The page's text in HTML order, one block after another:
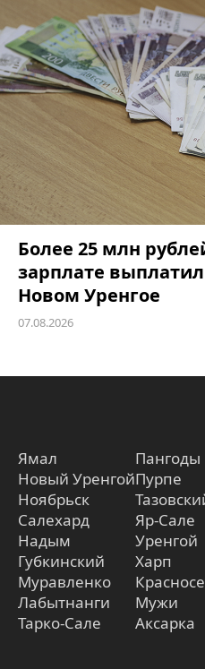
Более 25 млн
зарплате
Новом Уренгое
07.08.2026
Ямал
Новый Уренгой
Ноябрьск
Салехард
Надым
Губкинский
Муравленко
Лабытнанги
Тарко-Сале
Пангоды
Пурпе
Яр-Сале
Уренгой
Харп
Мужи
Аксарка